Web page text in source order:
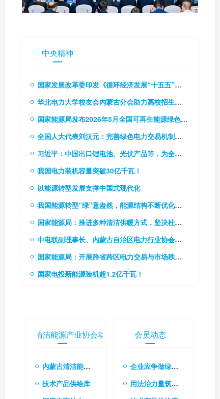
中央精神
国家发展改革委印发《循环经济发展“十五五”规划》（附解读）
华北电力大学校友会内蒙古分会助力高校招生推介会
国家能源局发布2026年5月全国可再生能源绿色电力证书核发及交易数据
全国人大代表刘汉元：完善绿色电力交易机制，扩大绿电交易试点
习近平：中国出口锂电池、光伏产品等，为全球应对气候变化和绿色低碳转型作出巨大贡献
我国电力装机容量突破30亿千瓦！
以能源转型发展支撑中国式现代化
我国能源转型“绿”意盎然，能源结构不断优化升级
国家能源局：推进多种清洁供暖方式，坚决杜绝“一刀切”
中电联副理事长、内蒙古自治区电力行业协会理事长贾振国率队到访协会
国家能源局：开展跨省跨区电力交易与市场秩序专项监管工作
国家电投新能源装机超1.2亿千瓦！
内蒙古清洁能源产业协会动态
内蒙古清洁能源产业协会会长张楠：融合国际经验与本土创新 共筑清洁能源转型新生态
技术产品供给库
会员动态
企业应争做绿色转型先行者
用法治力量筑牢绿色转型根基